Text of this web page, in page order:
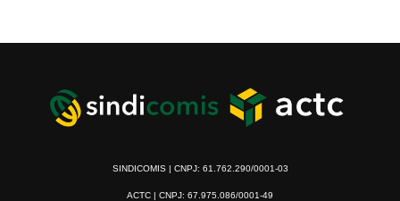
SINDICOMIS | CNPJ: 61.762.290/0001-03
ACTC | CNPJ: 67.975.086/0001-49